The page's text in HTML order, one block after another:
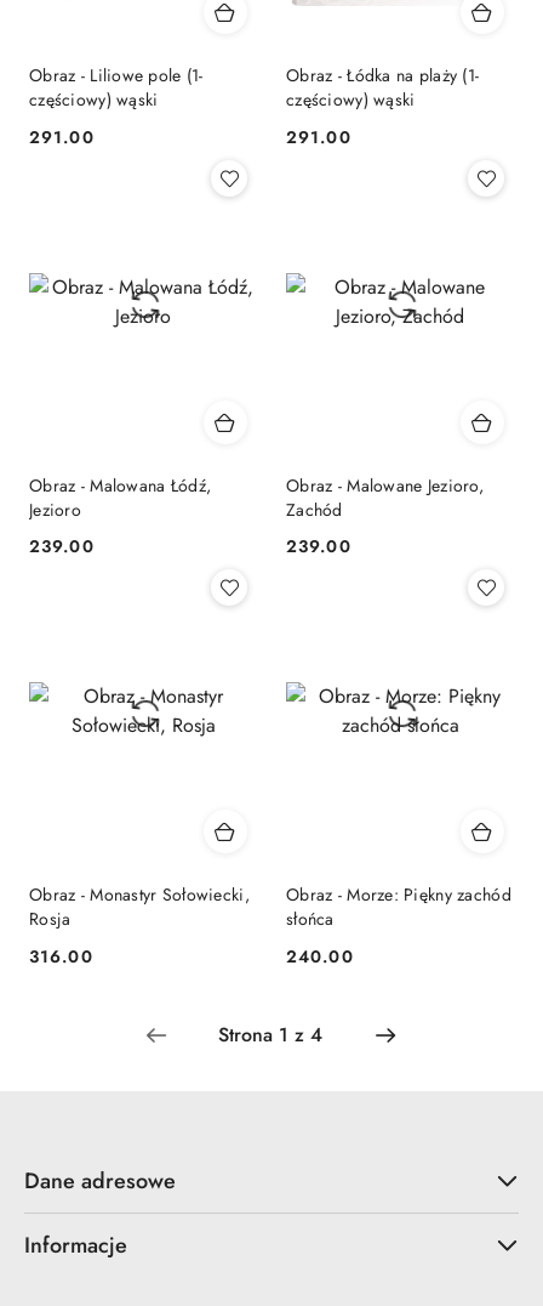
Obraz - Liliowe pole (1-
częściowy) wąski
Cena:
291.00
Obraz - Łódka na plaży (1-
częściowy) wąski
Cena:
291.00
Obraz - Malowana Łódź,
Jezioro
Cena:
239.00
Obraz - Malowane Jezioro,
Zachód
Cena:
239.00
Obraz - Monastyr Sołowiecki,
Rosja
Cena:
316.00
Obraz - Morze: Piękny zachód
słońca
Cena:
240.00
Dane adresowe
Informacje